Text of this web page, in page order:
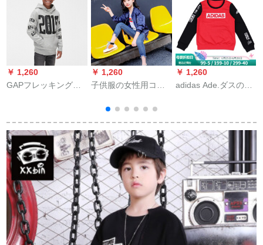
￥ 1,260
GAPフレッキング男
399758浅麻灰130
cm(M)
￥ 1,260
子供服の女性用コー
春服の女性大子供用
春服の韩国版の中
で、长いサイズの小
さい女の子の洋風の
ゆったりーっとっと
っとっとっとっとっ
とっとっとしたカメ
ラ5-9-15歳の浓紺色
の130ヤードは身长
120-130 cmのくまを
推荐します。
￥ 1,260
adidas Ade.ダスの子
ファ‰ンの服CX
3507 CX 3506 152ヤ
ード（身長約145セン
チを提案します）